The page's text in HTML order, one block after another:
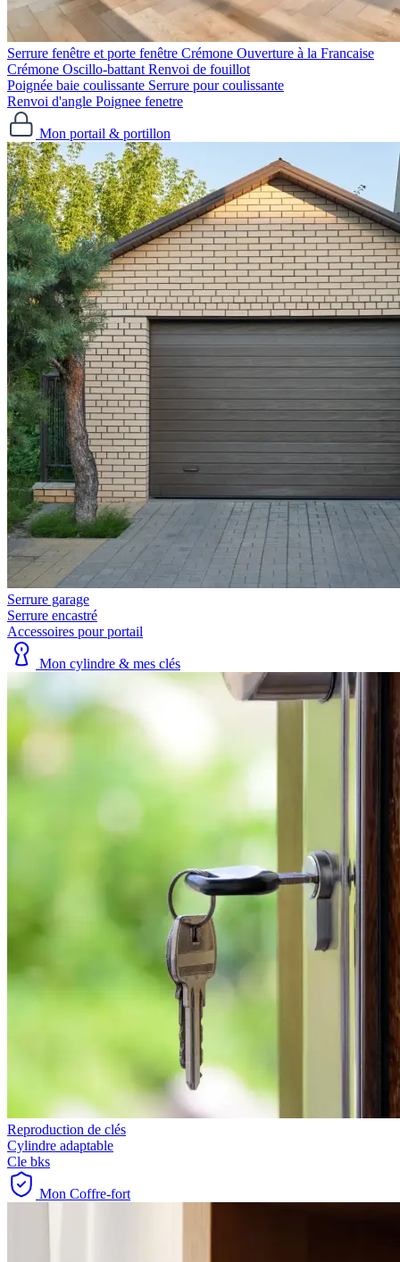
Serrure fenêtre et porte fenêtre
Crémone Ouverture à la Francaise
Crémone Oscillo-battant Renvoi de fouillot
Poignée baie coulissante Serrure pour coulissante
Renvoi d'angle Poignee fenetre
Mon portail & portillon
Serrure garage
Serrure encastré
Accessoires pour portail
Mon cylindre & mes clés
Reproduction de clés
Cylindre adaptable
Cle bks
Mon Coffre-fort